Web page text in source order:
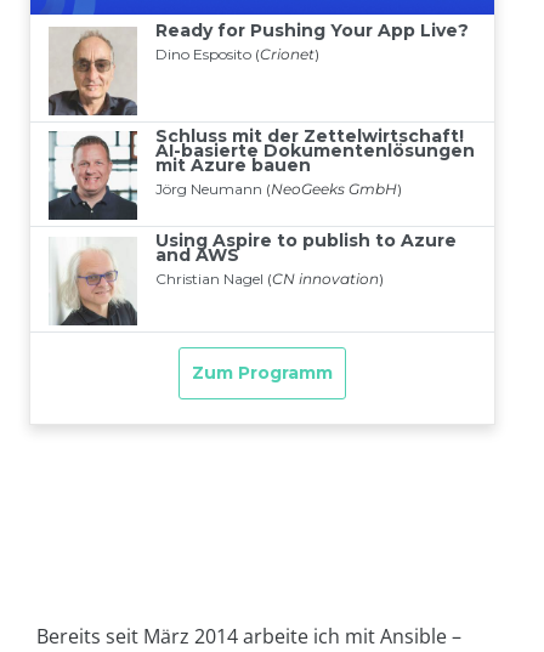
Bereits seit März 2014 arbeite ich mit Ansible –